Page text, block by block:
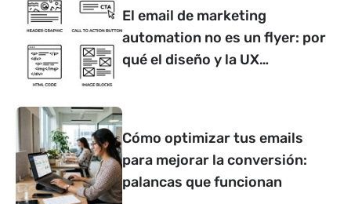
El email de marketing
automation no es un flyer: por
qué el diseño y la UX
Cómo optimizar tus emails
para mejorar la conversión:
palancas que funcionan